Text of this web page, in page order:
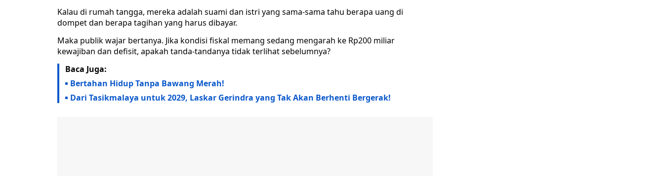
Kalau di rumah tangga, mereka adalah suami dan istri yang sama-sama tahu berapa uang di
dompet dan berapa tagihan yang harus dibayar.
Maka publik wajar bertanya. Jika kondisi fiskal memang sedang mengarah ke Rp200 miliar
kewajiban dan defisit, apakah tanda-tandanya tidak terlihat sebelumnya?
Baca Juga:
Bertahan Hidup Tanpa Bawang Merah!
Dari Tasikmalaya untuk 2029, Laskar Gerindra yang Tak Akan Berhenti Bergerak!